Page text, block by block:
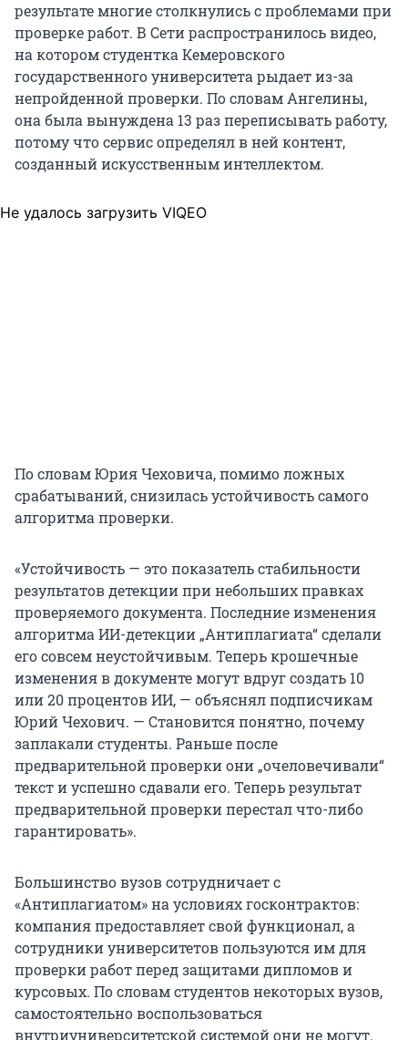
результате многие столкнулись с проблемами при
проверке работ. В Сети распространилось видео,
на котором студентка Кемеровского
государственного университета рыдает из-за
непройденной проверки. По словам Ангелины,
она была вынуждена 13 раз переписывать работу,
потому что сервис определял в ней контент,
созданный искусственным интеллектом.
Не удалось загрузить VIQEO
По словам Юрия Чеховича, помимо ложных
срабатываний, снизилась устойчивость самого
алгоритма проверки.
«Устойчивость — это показатель стабильности
результатов детекции при небольших правках
проверяемого документа. Последние изменения
алгоритма ИИ-детекции „Антиплагиата“ сделали
его совсем неустойчивым. Теперь крошечные
изменения в документе могут вдруг создать 10
или 20 процентов ИИ, — объяснял подписчикам
Юрий Чехович. — Становится понятно, почему
заплакали студенты. Раньше после
предварительной проверки они „очеловечивали“
текст и успешно сдавали его. Теперь результат
предварительной проверки перестал что-либо
гарантировать».
Большинство вузов сотрудничает с
«Антиплагиатом» на условиях госконтрактов:
компания предоставляет свой функционал, а
сотрудники университетов пользуются им для
проверки работ перед защитами дипломов и
курсовых. По словам студентов некоторых вузов,
самостоятельно воспользоваться
внутриуниверситетской системой они не могут.